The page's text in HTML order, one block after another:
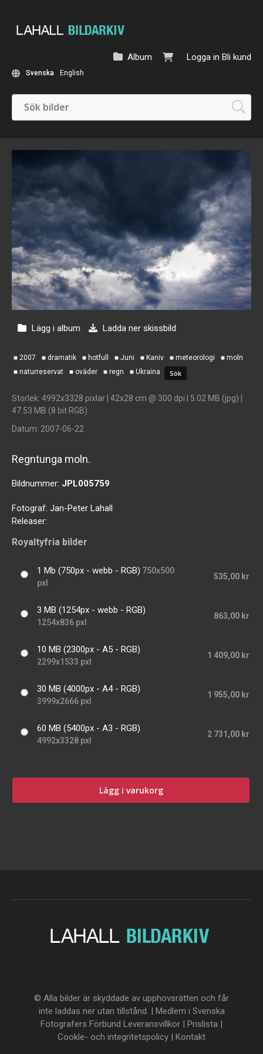
Logga in Bli kund
Album
Svenska English
Lägg i album Ladda ner skissbild
2007 dramatik hotfull Juni Kaniv meteorologi
moln
naturreservat
oväder regn Ukraina
Storlek: 4992x3328 pixlar | 42x28 cm @ 300 dpi | 5.02 MB (jpg) |
47.53 MB (8 bit RGB)
Datum: 2007-06-22
Regntunga moln.
Bildnummer: JPL005759
Fotograf: Jan-Peter Lahall
Releaser:
Royaltyfria bilder
1 Mb (750px - webb - RGB) 750x500
pxl
535,00 kr
3 MB (1254px - webb - RGB)
1254x836 pxl
863,00 kr
10 MB (2300px - A5 - RGB)
2299x1533 pxl
1 409,00 kr
30 MB (4000px - A4 - RGB)
3999x2666 pxl
1 955,00 kr
60 MB (5400px - A3 - RGB)
4992x3328 pxl
2 731,00 kr
Lägg i varukorg
© Alla bilder är skyddade av upphovsrätten och får
inte laddas ner utan tillstånd. | Medlem i Svenska
Fotografers Förbund Leveransvillkor | Prislista |
Cookle- och integritetspolicy | Kontakt